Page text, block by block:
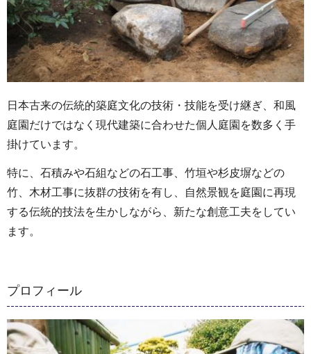
日本古来の伝統的築庭文化の技術・技能を受け継ぎ、和風
庭園だけではなく現代建築に合わせた個人庭園を数多く手
掛けています。
特に、石積みや石組などの石工事、竹垣や杉皮塀などの
竹、木材工事に抜群の技術を有し、自然景観を庭園に再現
する伝統的技法を生かしながら、新たな創意工夫をしてい
ます。
プロフィール